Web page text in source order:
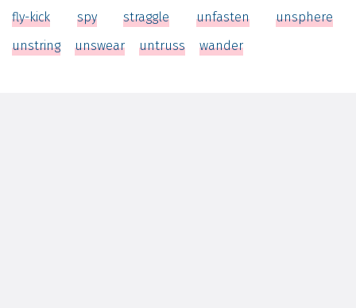
fly-kick spy straggle unfasten
unsphere
unstring
unswear untruss wander